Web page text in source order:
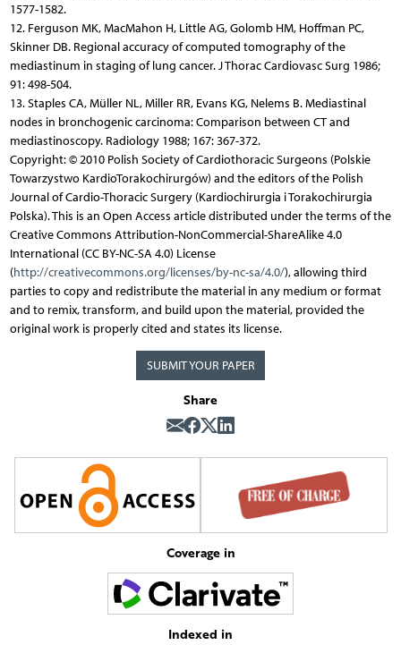
1577-1582.
12. Ferguson MK, MacMahon H, Little AG, Golomb HM, Hoffman PC,
Skinner DB. Regional accuracy of computed tomography of the
mediastinum in staging of lung cancer. J Thorac Cardiovasc Surg 1986;
91: 498-504.
13. Staples CA, Müller NL, Miller RR, Evans KG, Nelems B. Mediastinal
nodes in bronchogenic carcinoma: Comparison between CT and
mediastinoscopy. Radiology 1988; 167: 367-372.
Copyright: © 2010 Polish Society of Cardiothoracic Surgeons (Polskie
Towarzystwo KardioTorakochirurgów) and the editors of the Polish
Journal of Cardio-Thoracic Surgery (Kardiochirurgia i Torakochirurgia
Polska). This is an Open Access article distributed under the terms of the
Creative Commons Attribution-NonCommercial-ShareAlike 4.0
International (CC BY-NC-SA 4.0) License
(http://creativecommons.org/licenses/by-nc-sa/4.0/), allowing third
parties to copy and redistribute the material in any medium or format
and to remix, transform, and build upon the material, provided the
original work is properly cited and states its license.
SUBMIT YOUR PAPER
Share
Coverage in
Indexed in